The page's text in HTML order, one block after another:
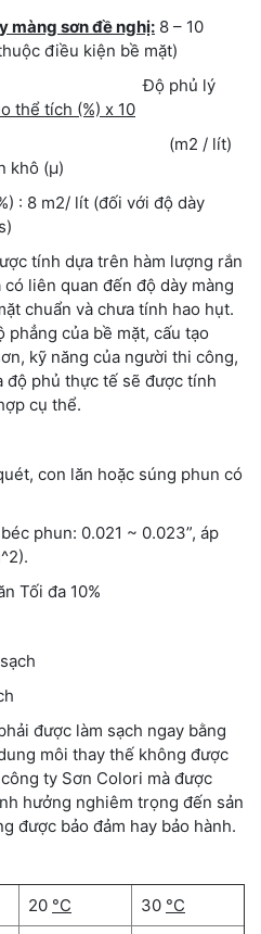
màng sơn đề nghị: 8 – 10
điều kiện bề mặt)
lý
thể tích (%) x 10
/ lít)
(µ)
: 8 m2/ lít (đối với độ dày
tính dựa trên hàm lượng rắn
liên quan đến độ dày màng
chuẩn và chưa tính hao hụt.
của bề mặt, cấu tạo
kỹ năng của người thi công,
phủ thực tế sẽ được tính
cụ thể.
con lăn hoặc súng phun có
phun: 0.021 ~ 0.023”, áp
Tối đa 10%
được làm sạch ngay bằng
môi thay thế không được
ty Sơn Colori mà được
hưởng nghiêm trọng đến sản
được bảo đảm hay bảo hành.
20 °C 30 °C